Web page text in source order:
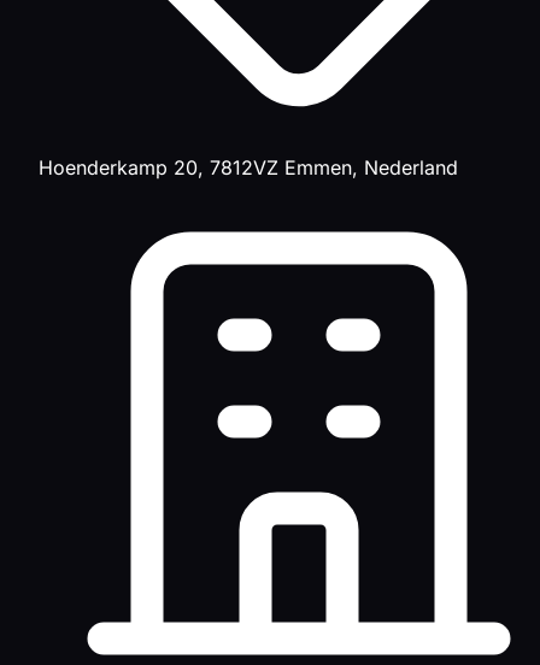
Hoenderkamp 20, 7812VZ Emmen, Nederland